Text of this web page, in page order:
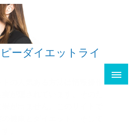
ーダイエットライ